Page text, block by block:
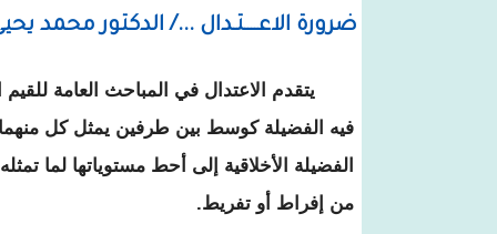
ضرورة الاعــــتـدال .../ الدكتور محمد
يتقدم الاعتدال في المباحث العامة للقيم
فيه الفضيلة كوسط بين طرفين يمثل كل
الفضيلة الأخلاقية إلى أحط مستوياتها لما
من إفراط أو تفريط.